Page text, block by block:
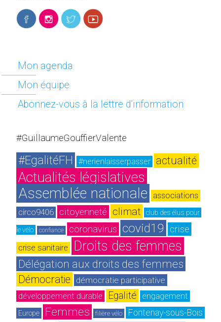
Mon agenda
Mon équipe
Abonnez-vous à la lettre d’information
#GuillaumeGouffierValente
#EgalitéFH #nerienlaisserpasser actualité
Actualités législatives
Assemblée nationale
associations
circo9406
citoyenneté climat club des élus pour
le vélo confiance coronavirus covid19 crise
crise sanitaire Droits des femmes
Délégation aux droits des femmes
Démocratie démocratie participative
développement durable Egalité engagement
Europe Femmes filière vélo Fontenay-sous-Bois